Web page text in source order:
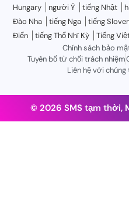
Hungary
người Ý tiếng Nhật
Đào Nha
tiếng Nga tiếng
Điển
tiếng Thổ Nhĩ Kỳ
Tiếng
Chính sách bảo
Tuyên bố từ chối trách nhiệm
Liên hệ với chúng
© 2026 SMS tạm thời,